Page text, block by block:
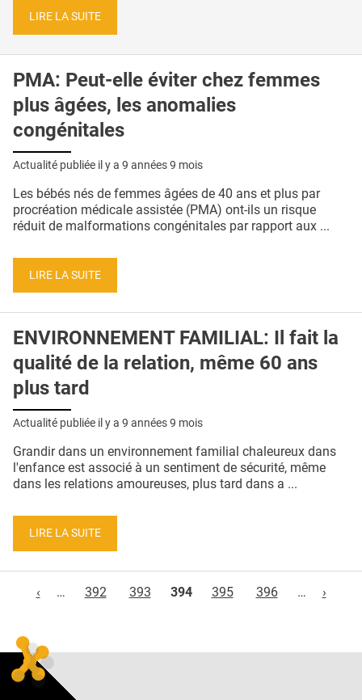
LIRE LA SUITE
PMA: Peut-elle éviter chez femmes
plus âgées, les anomalies
congénitales
Actualité publiée il y a 9 années 9 mois
Les bébés nés de femmes âgées de 40 ans et plus par
procréation médicale assistée (PMA) ont-ils un risque
réduit de malformations congénitales par rapport aux ...
LIRE LA SUITE
ENVIRONNEMENT FAMILIAL: Il fait la
qualité de la relation, même 60 ans
plus tard
Actualité publiée il y a 9 années 9 mois
Grandir dans un environnement familial chaleureux dans
l'enfance est associé à un sentiment de sécurité, même
dans les relations amoureuses, plus tard dans a ...
LIRE LA SUITE
‹
… 392 393 394 395 396 … ›